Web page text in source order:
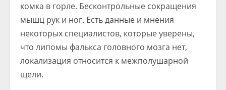
комка в горле. Бесконтрольные сокращения
мышц рук и ног. Есть данные и мнения
некоторых специалистов, которые уверены,
что липомы фалькса головного мозга нет,
локализация относится к межполушарной
щели.